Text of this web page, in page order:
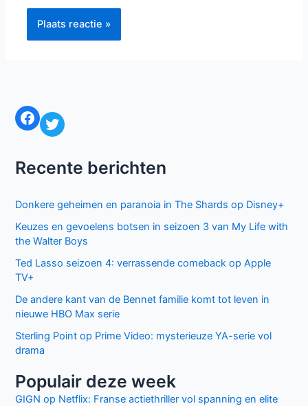
Facebook Twitter
Recente berichten
Donkere geheimen en paranoia in The Shards op Disney+
Keuzes en gevoelens botsen in seizoen 3 van My Life with
the Walter Boys
Ted Lasso seizoen 4: verrassende comeback op Apple
TV+
De andere kant van de Bennet familie komt tot leven in
nieuwe HBO Max serie
Sterling Point op Prime Video: mysterieuze YA-serie vol
drama
Populair deze week
GIGN op Netflix: Franse actiethriller vol spanning en elite